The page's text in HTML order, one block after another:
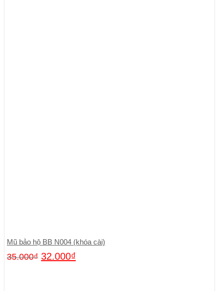
Mũ bảo hộ BB N004 (khóa cài)
35.000₫ 32.000₫